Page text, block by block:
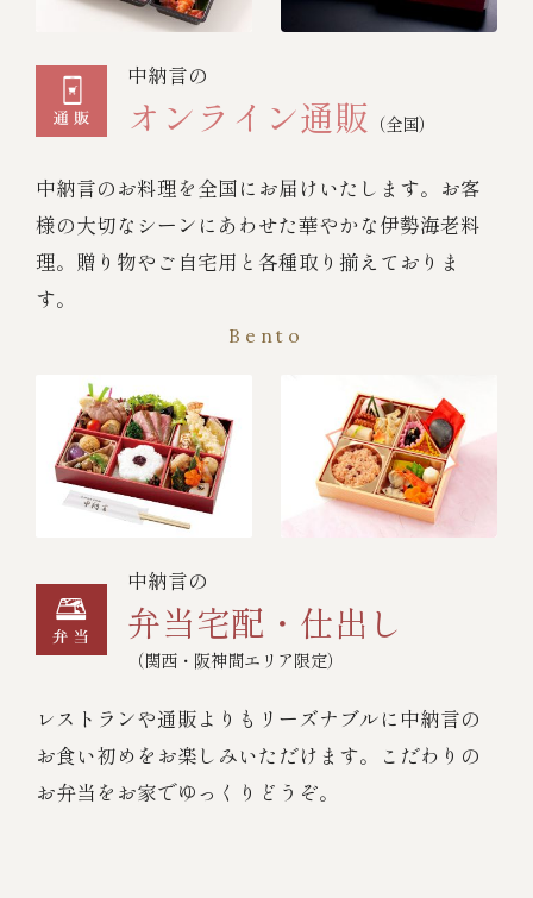
中納言の
オンライン通販 （全国）
中納言のお料理を全国にお届けいたします。お客
様の大切なシーンにあわせた華やかな伊勢海老料
理。贈り物やご自宅用と各種取り揃えておりま
す。
Bento
中納言の
弁当宅配・仕出し
（関西・阪神間エリア限定）
レストランや通販よりもリーズナブルに中納言の
お食い初めをお楽しみいただけます。こだわりの
お弁当をお家でゆっくりどうぞ。